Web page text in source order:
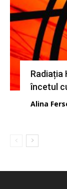
Radiația
încetul
Alina